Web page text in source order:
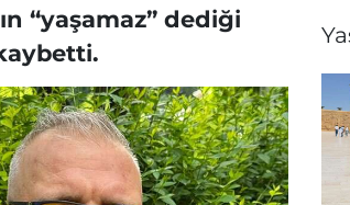
“yaşamaz” dediği